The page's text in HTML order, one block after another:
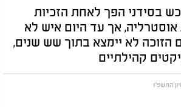
בסידני הפך לאחת הזכיות
אוסטרליה, אך עד היום איש לא
לא יימצא בתוך שש שנים,
קהילתיים